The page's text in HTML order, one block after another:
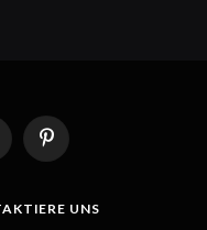
Pinterest
UNS